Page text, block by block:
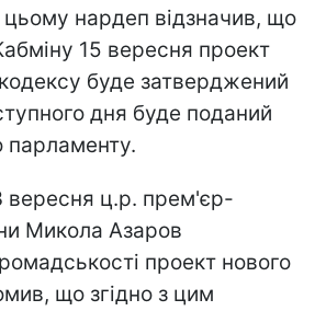
нардеп відзначив, що
15 вересня проект
буде затверджений
дня буде поданий
парламенту.
вересня ц.р. прем'єр-
Микола Азаров
проект нового
що згідно з цим